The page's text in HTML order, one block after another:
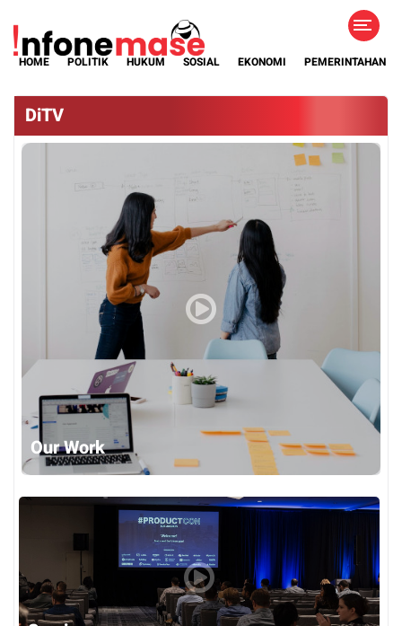
HOME POLITIK HUKUM SOSIAL EKONOMI PEMERINTAHAN
DiTV
Our Work